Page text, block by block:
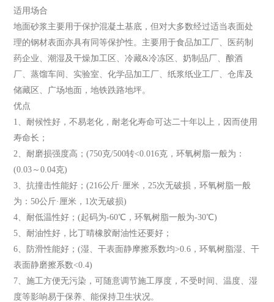
适用场合
地面砂浆主要用于保护混凝土基底，但对大多数经过适当表面处
理的钢材表面亦具有同等保护性。主要用于食品加工厂、医药制
药企业、潮湿及干燥加工区、冷藏&冷冻区、奶制品厂、酿酒
厂、蒸馏车间、实验室、化学品加工厂、纸浆纸业工厂、仓库及
储藏区、广场地面，地铁跌路地坪。
优点
1、耐候性好，不易老化，耐老化寿命可达二十年以上，因而使用
寿命长；
2、耐磨损强度高；(750克/500转<0.016克，环氧树脂一般为：
(0.03～0.04克)
3、抗撞击性能好；(216公斤·厘米，25次无破损，环氧树脂一般
为：50公斤·厘米，1次无破损)
4、耐低温性好；(起码为-60℃，环氧树脂一般为-30℃)
5、耐油性好，比丁晴橡胶耐油性还要好；
6、防滑性能好；(湿、干表面静摩擦系数均>0.6，环氧树脂湿、干
表面静磨擦系数<0.4)
7、施工方便无污染，可随意调节施工厚度，不受时间、温度、湿
度等影响易于保养、能保持卫生状况。